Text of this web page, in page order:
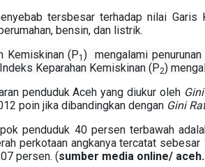
tersbesar terhadap nilai Garis
bensin, dan listrik.
Kemiskinan (P1 ) mengalami
Keparahan Kemiskinan (P2)
penduduk Aceh yang diukur oleh
poin jika dibandingkan dengan Gini
penduduk 40 persen terbawah
perkotaan angkanya tercatat
persen. (sumber media online/